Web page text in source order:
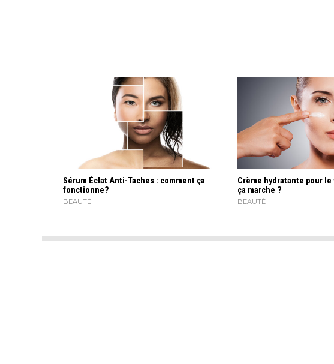
Sérum Éclat Anti-Taches : comment ça
fonctionne?
BEAUTÉ
Crème hydratante pour
ça marche ?
BEAUTÉ